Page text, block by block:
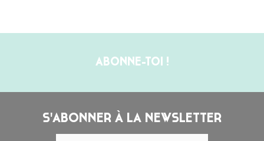
ABONNE-TOI !
S'ABONNER À LA NEWSLETTER